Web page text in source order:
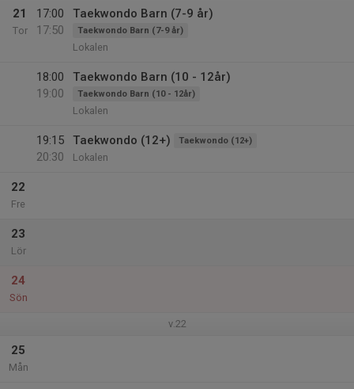
21
Tor
17:00
17:50
Taekwondo Barn (7-9 år)
Taekwondo Barn (7-9 år)
Lokalen
18:00
19:00
Taekwondo Barn (10 - 12år)
Taekwondo Barn (10 - 12år)
Lokalen
19:15
20:30
Taekwondo (12+) Taekwondo (12+)
Lokalen
22
Fre
23
Lör
24
Sön
v.22
25
Mån